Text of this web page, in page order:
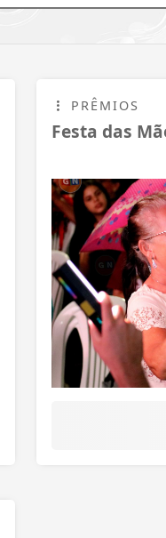
PRÊMIOS
Festa das